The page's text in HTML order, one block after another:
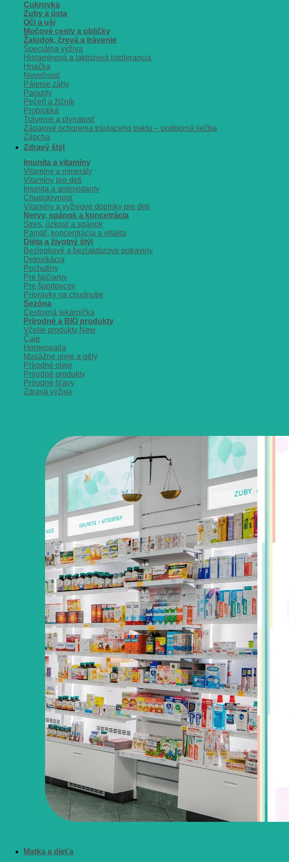
Cukrovka
Zuby a ústa
Oči a uši
Močové cesty a obličky
Žalúdok, črevá a trávenie
Špeciálna výživa
Histamínová a laktózová intolerancia
Hnačka
Nevoľnosť
Pálenie záhy
Parazity
Pečeň a žlčník
Probiotiká
Trávenie a plynatosť
Zápalové ochorenia tráviaceho traktu – podporná liečba
Zápcha
Zdravý štýl
Imunita a vitamíny
Vitamíny a minerály
Vitamíny pre deti
Imunita a antioxidanty
Chudokrvnosť
Vitamíny a vyživové doplnky pre deti
Nervy, spánok a koncetrácia
Stres, úzkosť a spánok
Pamäť, koncentrácia a vitalita
Diéta a životný štýl
Bezlepkové a bezlaktózové potraviny
Detoxikácia
Pochutiny
Pre fajčiarov
Pre športovcov
Prípravky na chudnutie
Sezóna
Cestovná lekárnička
Prírodné a BIO produkty
Včelie produkty
Čaje
Homeopatia
Masážne oleje a gély
Prírodné oleje
Prírodné produkty
Prírodné šťavy
Zdravá výživa
Matka a dieťa